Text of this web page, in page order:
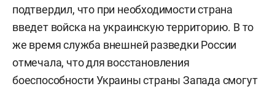
подтвердил, что при необходимости страна
введет войска на украинскую территорию. В то
же время служба внешней разведки России
отмечала, что для восстановления
боеспособности Украины страны Запада смогут